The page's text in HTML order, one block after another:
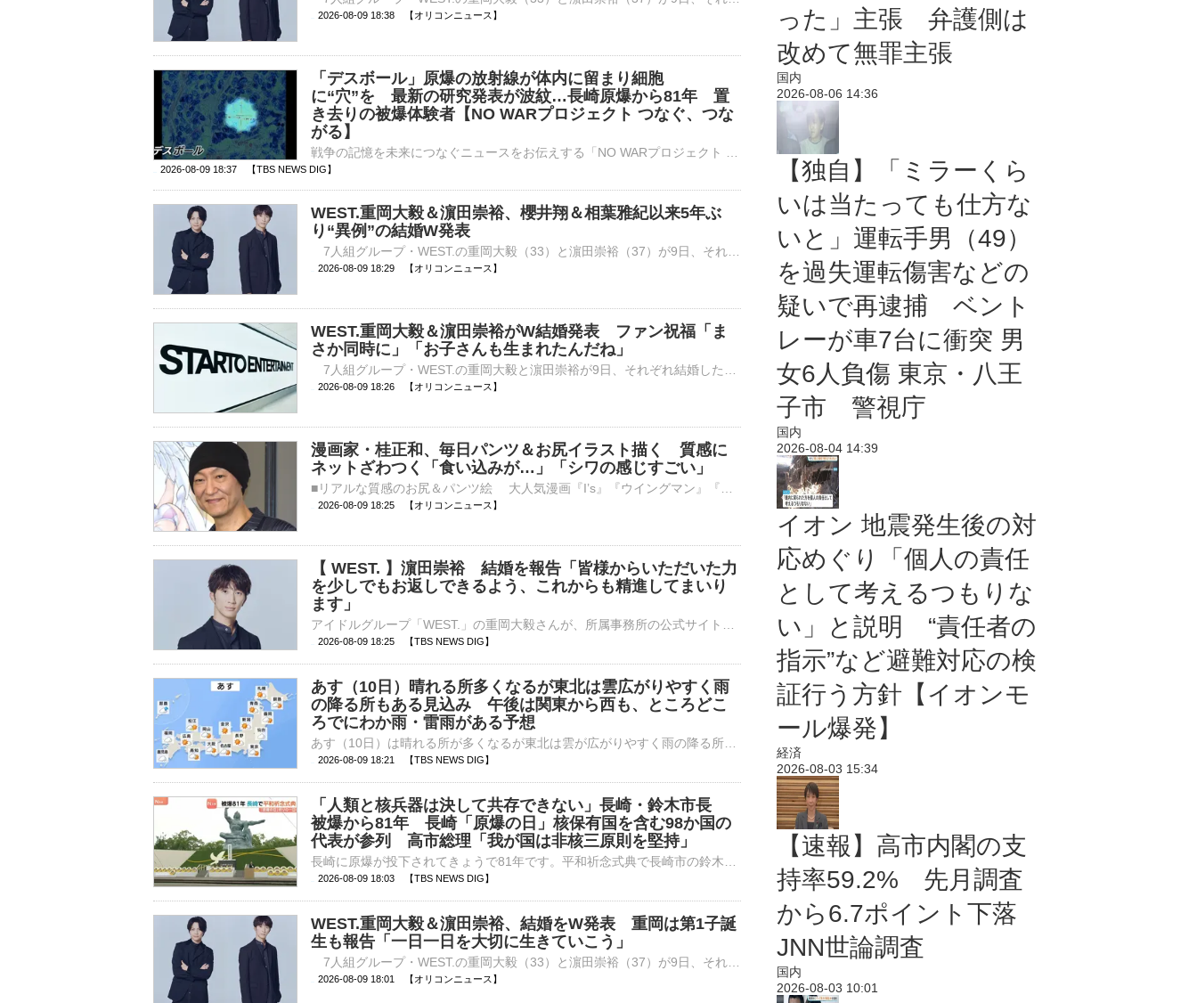
2026-08-09 18:38 【オリコンニュース】
「デスボール」原爆の放射線が体内に留まり細胞
に“穴”を 最新の研究発表が波紋…長崎原爆から81年 置
き去りの被爆体験者【NO WARプロジェクト つなぐ、つな
がる】
2026-08-09 18:37 【TBS NEWS DIG】
WEST.重岡大毅＆濵田崇裕、櫻井翔＆相葉雅紀以来5年ぶ
り“異例”の結婚W発表
2026-08-09 18:29 【オリコンニュース】
WEST.重岡大毅＆濵田崇裕がW結婚発表 ファン祝福「ま
さか同時に」「お子さんも生まれたんだね」
2026-08-09 18:26 【オリコンニュース】
漫画家・桂正和、毎日パンツ＆お尻イラスト描く 質感に
ネットざわつく「食い込みが…」「シワの感じすごい」
2026-08-09 18:25 【オリコンニュース】
【 WEST. 】濵田崇裕 結婚を報告「皆様からいただいた力
を少しでもお返しできるよう、これからも精進してまいり
ます」
2026-08-09 18:25 【TBS NEWS DIG】
あす（10日）晴れる所多くなるが東北は雲広がりやすく雨
の降る所もある見込み 午後は関東から西も、ところどこ
ろでにわか雨・雷雨がある予想
2026-08-09 18:21 【TBS NEWS DIG】
「人類と核兵器は決して共存できない」長崎・鈴木市長
被爆から81年 長崎「原爆の日」核保有国を含む98か国の
代表が参列 高市総理「我が国は非核三原則を堅持」
2026-08-09 18:03 【TBS NEWS DIG】
WEST.重岡大毅＆濵田崇裕、結婚をW発表 重岡は第1子誕
生も報告「一日一日を大切に生きていこう」
2026-08-09 18:01 【オリコンニュース】
った」主張 弁護側は
改めて無罪主張
国内
2026-08-06 14:36
【独自】「ミラーくら
いは当たっても仕方な
いと」運転手男（49）
を過失運転傷害などの
疑いで再逮捕 ベント
レーが車7台に衝突 男
女6人負傷 東京・八王
子市 警視庁
国内
2026-08-04 14:39
イオン 地震発生後の対
応めぐり「個人の責任
として考えるつもりな
い」と説明 “責任者の
指示”など避難対応の検
証行う方針【イオンモ
ール爆発】
経済
2026-08-03 15:34
【速報】高市内閣の支
持率59.2% 先月調査
から6.7ポイント下落
JNN世論調査
国内
2026-08-03 10:01